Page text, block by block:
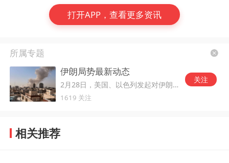
打开APP，查看更多资讯
所属专题
伊朗局势最新动态
2月28日，美国、以色列发起对伊朗的军事打击。
1619 关注
关注
相关推荐